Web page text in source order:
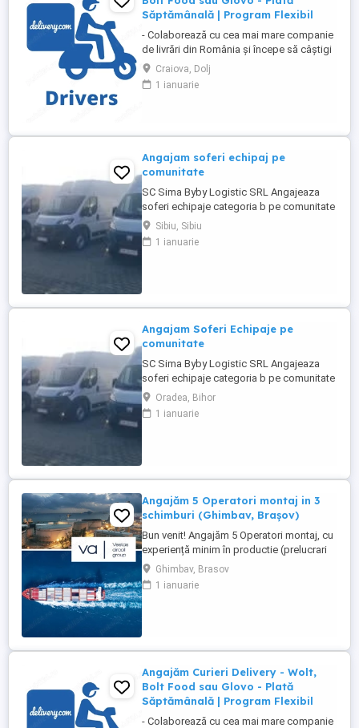
Săptămânală | Program Flexibil
- Colaborează cu cea mai mare companie
de livrări din România și începe să câștigi
rapid! - Cerințe: Minim 18 ani Mijloc de
transport propriu (mașină, scuter,
motocicletă sau bicicletă) Telefon mobil
atractive ...
Craiova, Dolj
1 ianuarie
Angajam soferi echipaj pe
comunitate
SC Sima Byby Logistic SRL Angajeaza
soferi echipaje categoria b pe comunitate
Se sta plecat 2 luni cu 2 săptămâni acasa
Pe mașini dube de 3.5t Fiat, Ford și
Renault Se face toată Europa Nu se
0740816788 ...
Sibiu, Sibiu
1 ianuarie
Angajam Soferi Echipaje pe
comunitate
SC Sima Byby Logistic SRL Angajeaza
soferi echipaje categoria b pe comunitate
Se sta plecat 2 luni cu 2 săptămâni acasa
Pe mașini dube de 3.5t Fiat, Ford și
Renault Se face toată Europa Nu se
0740816788 ...
Oradea, Bihor
1 ianuarie
Angajăm 5 Operatori montaj in 3
schimburi (Ghimbav, Brașov)
Bun venit! Angajăm 5 Operatori montaj, cu
experiență minim în productie (prelucrari
prin aschiere). Căutăm persoane serioase,
dornice să învețe și să muncească, se va
oferi instruire la locul de muncă. Program:
Ghimbav, Brasov
1 ianuarie
Angajăm Curieri Delivery - Wolt,
Bolt Food sau Glovo - Plată
Săptămânală | Program Flexibil
- Colaborează cu cea mai mare companie